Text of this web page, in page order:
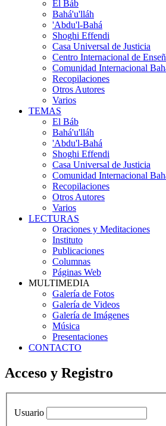
El Báb
Bahá'u'lláh
'Abdu'l-Bahá
Shoghi Effendi
Casa Universal de Justicia
Centro Internacional de
Comunidad Internacional
Recopilaciones
Otros Autores
Varios
TEMAS
El Báb
Bahá'u'lláh
'Abdu'l-Bahá
Shoghi Effendi
Casa Universal de Justicia
Comunidad Internacional
Recopilaciones
Otros Autores
Varios
LECTURAS
Oraciones y Meditaciones
Instituto
Publicaciones
Columnas
Páginas Web
MULTIMEDIA
Galería de Fotos
Galería de Videos
Galería de Imágenes
Música
Presentaciones
CONTACTO
Acceso y Registro
Usuario